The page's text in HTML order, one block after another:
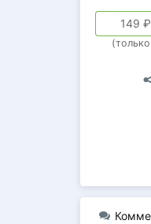
149 ₽